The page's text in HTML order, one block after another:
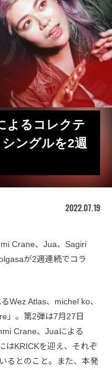
よるコレクテ
ングルを2週
2022.07.19
Crane、Jua、Sagiri
が2週連続でコラ
Wez Atlas、michel ko、
」。第2弾は7月27日
Crane、Juaによる
はKRICKを迎え、それぞ
るとのこと。また、本発